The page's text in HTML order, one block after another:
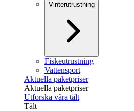
Vinterutrustning
Fiskeutrustning
Vattensport
Aktuella paketpriser
Aktuella paketpriser
Utforska våra tält
Tält